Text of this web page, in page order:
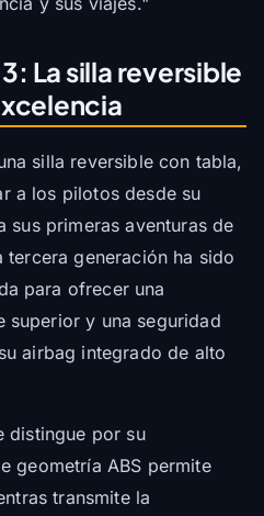
La silla reversible
silla reversible con tabla,
a los pilotos desde su
sus primeras aventuras de
generación ha sido
para ofrecer una
superior y una seguridad
airbag integrado de alto
distingue por su
geometría ABS permite
transmite la